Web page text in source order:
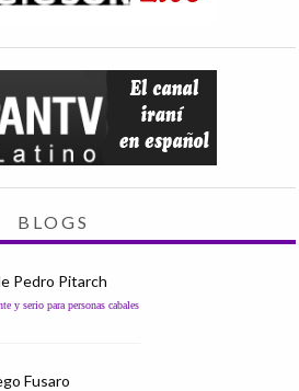
BLOGS
Pedro Pitarch
y serio para personas cabales
Fusaro